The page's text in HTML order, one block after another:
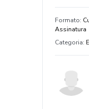
Formato:
Assinatura
Categoria: